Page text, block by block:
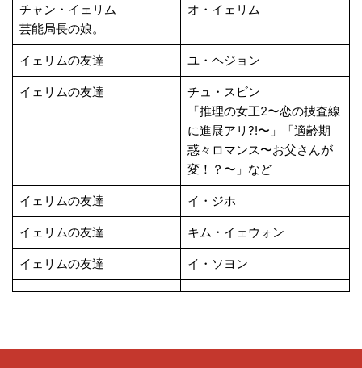
チャン・イェリム
芸能局長の娘。
オ・イェリム
イェリムの友達 ユ・ヘジョン
イェリムの友達
チュ・スビン
「推理の女王2〜恋の捜査線
に進展アリ?!〜」「適齢期
惑々ロマンス〜お父さんが
変！？〜」など
イェリムの友達 イ・ジホ
イェリムの友達 キム・イェウォン
イェリムの友達 イ・ソヨン